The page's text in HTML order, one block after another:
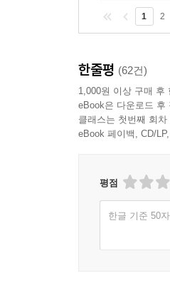
나와 부엌이 남는
긴다. 언젠가 죽을
수많은 낮과 밤, 우
'왜 너랑 밥을 먹으
나는 웃으며,
웃음을 터뜨리며
'아마 가족이기 때
1 2
한줄평 (62건)
1,000원 이상 구매 후
eBook은 다운로드 후
클래스는 첫번째 회
eBook 페이백, CD/
평점
한글 기준 50